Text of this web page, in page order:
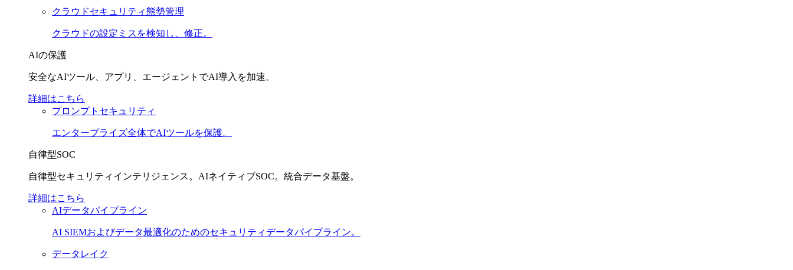
クラウドセキュリティ態勢管理
クラウドの設定ミスを検知し、修正。
AIの保護
安全なAIツール、アプリ、エージェントでAI導入を加速。
詳細はこちら
プロンプトセキュリティ
エンタープライズ全体でAIツールを保護。
自律型SOC
自律型セキュリティインテリジェンス。AIネイティブSOC。統合データ基盤。
詳細はこちら
AIデータパイプライン
AI SIEMおよびデータ最適化のためのセキュリティデータパイプライン。
データレイク